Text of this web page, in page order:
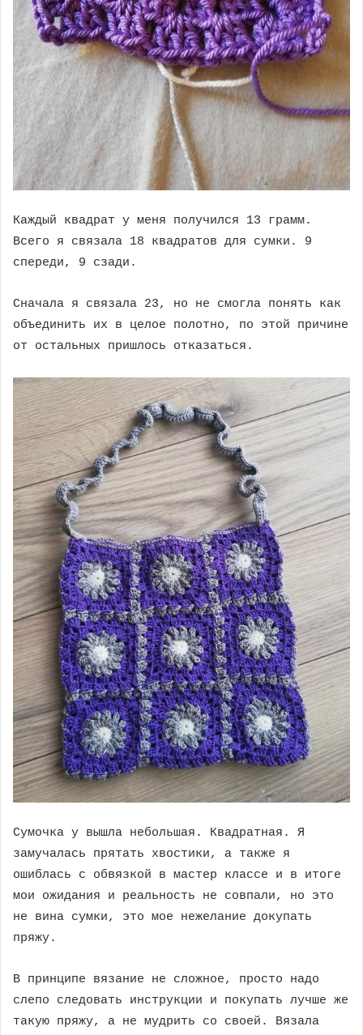
Каждый квадрат у меня получился 13 грамм.
Всего я связала 18 квадратов для сумки. 9
спереди, 9 сзади.
Сначала я связала 23, но не смогла понять как
объединить их в целое полотно, по этой причине
от остальных пришлось отказаться.
Сумочка у вышла небольшая. Квадратная. Я
замучалась прятать хвостики, а также я
ошиблась с обвязкой в мастер классе и в итоге
мои ожидания и реальность не совпали, но это
не вина сумки, это мое нежелание докупать
пряжу.
В принципе вязание не сложное, просто надо
слепо следовать инструкции и покупать лучше же
такую пряжу, а не мудрить со своей. Вязала